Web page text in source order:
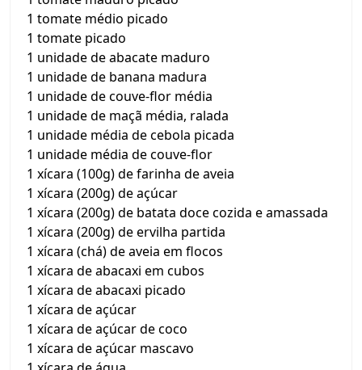
1 tomate médio picado
1 tomate picado
1 unidade de abacate maduro
1 unidade de banana madura
1 unidade de couve-flor média
1 unidade de maçã média, ralada
1 unidade média de cebola picada
1 unidade média de couve-flor
1 xícara (100g) de farinha de aveia
1 xícara (200g) de açúcar
1 xícara (200g) de batata doce cozida e amassada
1 xícara (200g) de ervilha partida
1 xícara (chá) de aveia em flocos
1 xícara de abacaxi em cubos
1 xícara de abacaxi picado
1 xícara de açúcar
1 xícara de açúcar de coco
1 xícara de açúcar mascavo